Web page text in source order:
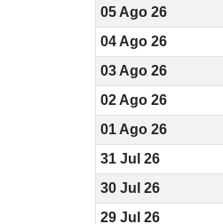
05 Ago 26
04 Ago 26
03 Ago 26
02 Ago 26
01 Ago 26
31 Jul 26
30 Jul 26
29 Jul 26